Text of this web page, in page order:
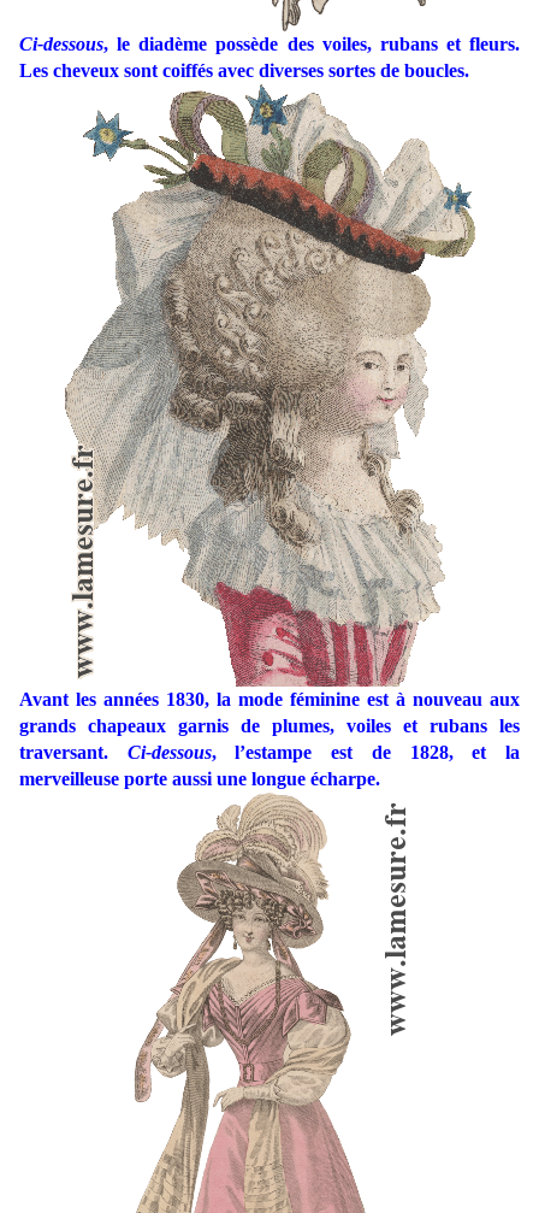
Ci-dessous, le diadème possède des voiles, rubans et fleurs.
Les cheveux sont coiffés avec diverses sortes de boucles.
Avant les années 1830, la mode féminine est à nouveau aux
grands chapeaux garnis de plumes, voiles et rubans les
traversant. Ci-dessous, l’estampe est de 1828, et la
merveilleuse porte aussi une longue écharpe.